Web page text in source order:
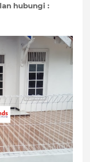
hubungi :